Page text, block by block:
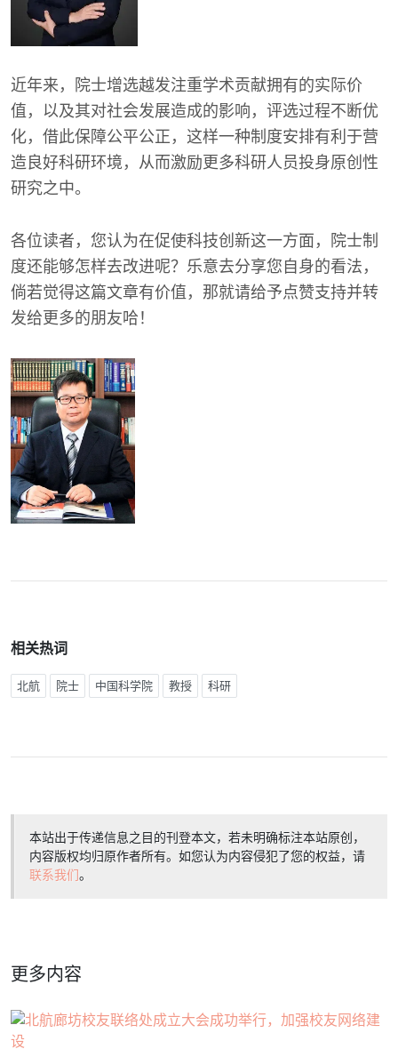
近年来，院士增选越发注重学术贡献拥有的实际价
值，以及其对社会发展造成的影响，评选过程不断优
化，借此保障公平公正，这样一种制度安排有利于营
造良好科研环境，从而激励更多科研人员投身原创性
研究之中。
各位读者，您认为在促使科技创新这一方面，院士制
度还能够怎样去改进呢？乐意去分享您自身的看法，
倘若觉得这篇文章有价值，那就请给予点赞支持并转
发给更多的朋友哈！
相关热词
北航 院士 中国科学院 教授 科研
本站出于传递信息之目的刊登本文，若未明确标注本站原创，
内容版权均归原作者所有。如您认为内容侵犯了您的权益，请
联系我们。
更多内容